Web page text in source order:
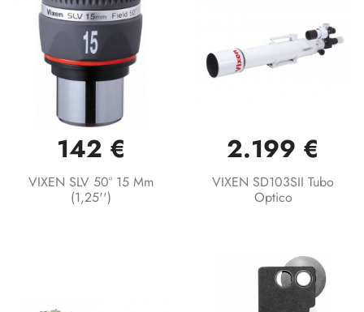
142 €
VIXEN SLV 50° 15 Mm
(1,25'')
2.199 €
VIXEN SD103SII Tubo
Optico